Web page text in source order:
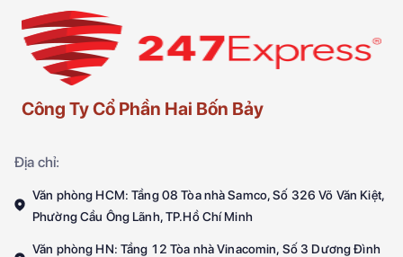
Công Ty Cổ Phần Hai Bốn Bảy
Địa chỉ:
Văn phòng HCM: Tầng 08 Tòa nhà Samco, Số 326 Võ Văn Kiệt,
Phường Cầu Ông Lãnh, TP.Hồ Chí Minh
Văn phòng HN: Tầng 12 Tòa nhà Vinacomin, Số 3 Dương Đình